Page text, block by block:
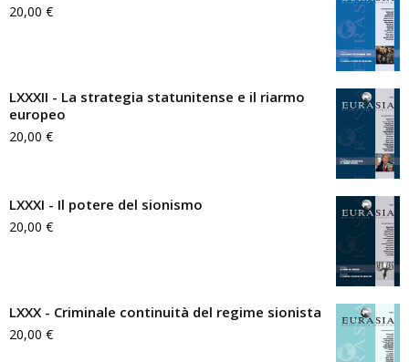
20,00 €
LXXXII - La strategia statunitense e il riarmo
europeo
20,00 €
LXXXI - Il potere del sionismo
20,00 €
LXXX - Criminale continuità del regime sionista
20,00 €